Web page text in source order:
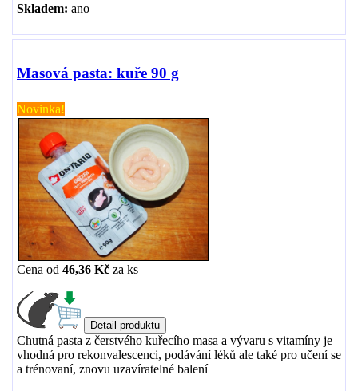
Skladem: ano
Masová pasta: kuře 90 g
Novinka!
Cena od 46,36 Kč za ks
Chutná pasta z čerstvého kuřecího masa a vývaru s vitamíny je
vhodná pro rekonvalescenci, podávání léků ale také pro učení se
a trénovaní, znovu uzavíratelné balení